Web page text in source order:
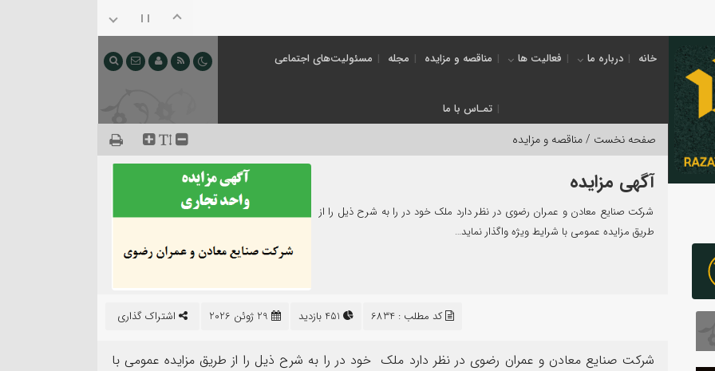
خانه درباره ما فعالیت ها مناقصه و مزایده مجله مسئولیت‌های اجتماعی
تمـاس با ما
صفحه نخست /مناقصه و مزایده
آگهی مزایده
شرکت صنایع معادن و عمران رضوی در نظر دارد ملک خود در را به شرح ذیل را از
طریق مزایده عمومی با شرایط ویژه واگذار نماید…
اشتراک گذاری کد مطلب : 6834
شرکت صنایع معادن و عمران رضوی در نظر دارد ملک خود در را به شرح ذیل را از طریق مزایده عمومی با